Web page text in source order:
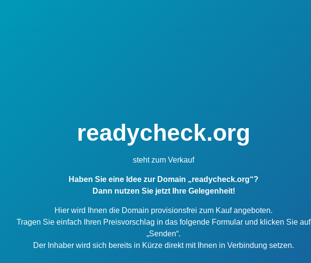
readycheck.org
steht zum Verkauf
Haben Sie eine Idee zur Domain „readycheck.org“?
Dann nutzen Sie jetzt Ihre Gelegenheit!
Hier wird Ihnen die Domain provisionsfrei zum Kauf angeboten.
Tragen Sie einfach Ihren Preisvorschlag in das folgende Formular und klicken Sie auf
„Senden“.
Der Inhaber wird sich bereits in Kürze direkt mit Ihnen in Verbindung setzen.